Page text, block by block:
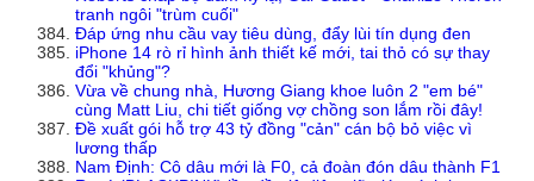
tranh ngôi "trùm cuối"
Đáp ứng nhu cầu vay tiêu dùng, đẩy lùi tín dụng đen
iPhone 14 rò rỉ hình ảnh thiết kế mới, tai thỏ có sự thay
đổi "khủng"?
Vừa về chung nhà, Hương Giang khoe luôn 2 "em bé"
cùng Matt Liu, chi tiết giống vợ chồng son lắm rồi đây!
Đề xuất gói hỗ trợ 43 tỷ đồng "cản" cán bộ bỏ việc vì
lương thấp
Nam Định: Cô dâu mới là F0, cả đoàn đón dâu thành F1